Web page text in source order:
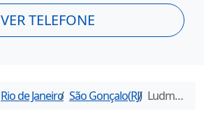
VER TELEFONE
Rio de Janeiro São Gonçalo(RJ) Ludmila